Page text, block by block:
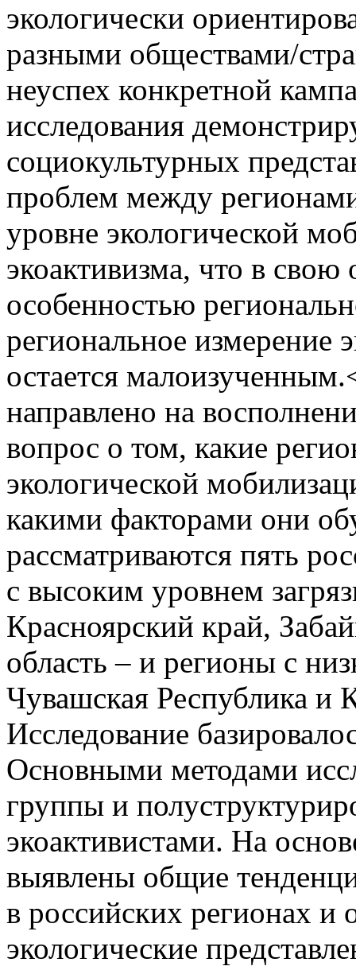
экологически
разными обществами/
неуспех конкретной
исследования
социокультурных
проблем между
уровне экологической
экоактивизма, что в свою
особенностью
региональное измерение
остается
направлено на
вопрос о том, какие
экологической
какими факторами они
рассматриваются пять
с высоким уровнем
Красноярский край,
область – и регионы с
Чувашская Республика и
Исследование
Основными методами
группы и
экоактивистами. На
выявлены общие
в российских регионах
экологические